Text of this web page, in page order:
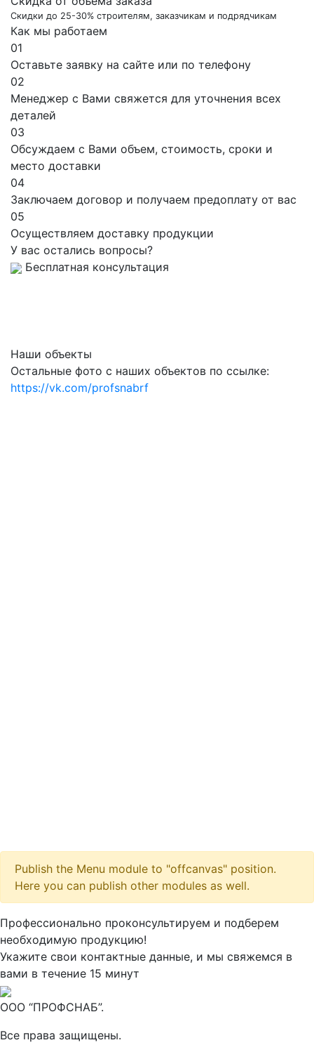
Скидки до 25-30% строителям, заказчикам и подрядчикам
Как мы работаем
01
Оставьте заявку на сайте или по телефону
02
Менеджер с Вами свяжется для уточнения всех
деталей
03
Обсуждаем с Вами объем, стоимость, сроки и
место доставки
04
Заключаем договор и получаем предоплату от вас
05
Осуществляем доставку продукции
У вас остались вопросы?
Бесплатная консультация
Наши объекты
Остальные фото с наших объектов по ссылке:
https://vk.com/profsnabrf
Publish the Menu module to "offcanvas" position.
Here you can publish other modules as well.
М ● консультант ПРОФСНАБ
Профессионально проконсультируем и подберем
необходимую продукцию!
Укажите свои контактные данные, и мы свяжемся в
вами в течение 15 минут
ООО “ПРОФСНАБ”.
Все права защищены.